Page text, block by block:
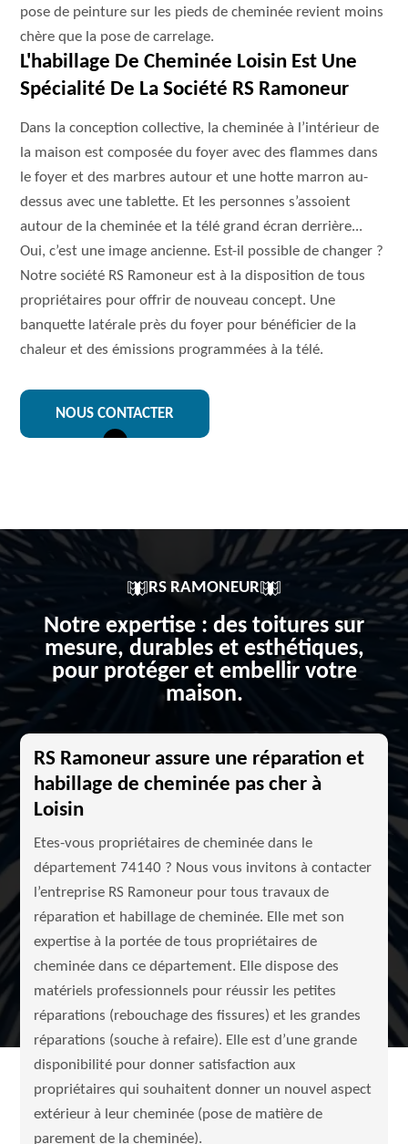
pose de peinture sur les pieds de cheminée revient moins
chère que la pose de carrelage.
L'habillage De Cheminée Loisin Est Une
Spécialité De La Société RS Ramoneur
Dans la conception collective, la cheminée à l’intérieur de
la maison est composée du foyer avec des flammes dans
le foyer et des marbres autour et une hotte marron au-
dessus avec une tablette. Et les personnes s’assoient
autour de la cheminée et la télé grand écran derrière...
Oui, c’est une image ancienne. Est-il possible de changer ?
Notre société RS Ramoneur est à la disposition de tous
propriétaires pour offrir de nouveau concept. Une
banquette latérale près du foyer pour bénéficier de la
chaleur et des émissions programmées à la télé.
NOUS CONTACTER
RS RAMONEUR
Notre expertise : des toitures sur
mesure, durables et esthétiques,
pour protéger et embellir votre
maison.
RS Ramoneur assure une réparation et
habillage de cheminée pas cher à
Loisin
Etes-vous propriétaires de cheminée dans le
département 74140 ? Nous vous invitons à contacter
l’entreprise RS Ramoneur pour tous travaux de
réparation et habillage de cheminée. Elle met son
expertise à la portée de tous propriétaires de
cheminée dans ce département. Elle dispose des
matériels professionnels pour réussir les petites
réparations (rebouchage des fissures) et les grandes
réparations (souche à refaire). Elle est d’une grande
disponibilité pour donner satisfaction aux
propriétaires qui souhaitent donner un nouvel aspect
extérieur à leur cheminée (pose de matière de
parement de la cheminée).